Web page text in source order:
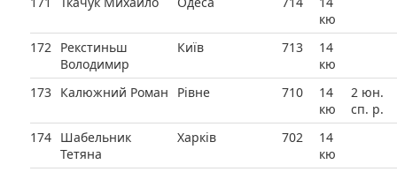
кю
172 Рекстиньш
Володимир
Київ 713
14
кю
173 Калюжний Роман Рівне 710
14
кю
2 юн.
сп. р.
174 Шабельник
Тетяна
Харків 702
14
кю